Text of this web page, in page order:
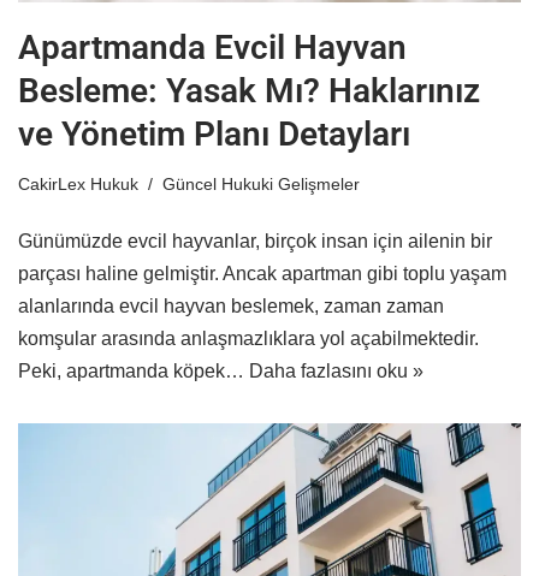
Apartmanda Evcil Hayvan
Besleme: Yasak Mı? Haklarınız
ve Yönetim Planı Detayları
CakirLex Hukuk Güncel Hukuki Gelişmeler
Günümüzde evcil hayvanlar, birçok insan için ailenin bir
parçası haline gelmiştir. Ancak apartman gibi toplu yaşam
alanlarında evcil hayvan beslemek, zaman zaman
komşular arasında anlaşmazlıklara yol açabilmektedir.
Peki, apartmanda köpek… Daha fazlasını oku »